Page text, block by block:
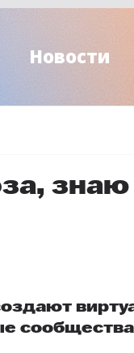
Новости
знаю